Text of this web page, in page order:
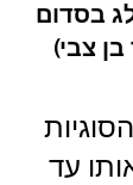
בסדום
בן צבי)
עד